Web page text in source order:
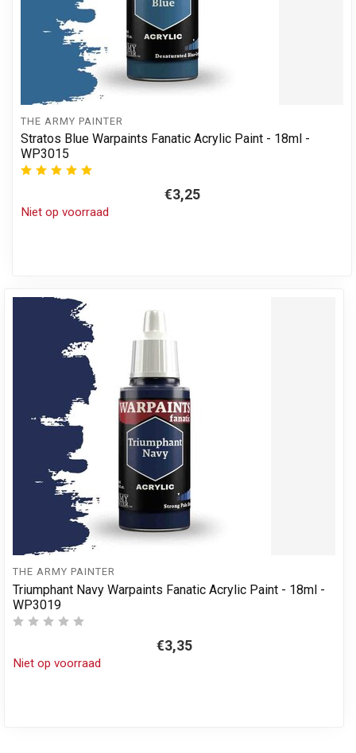
THE ARMY PAINTER
Stratos Blue Warpaints Fanatic Acrylic Paint - 18ml -
WP3015
€3,25
Niet op voorraad
THE ARMY PAINTER
Triumphant Navy Warpaints Fanatic Acrylic Paint - 18ml -
WP3019
€3,35
Niet op voorraad